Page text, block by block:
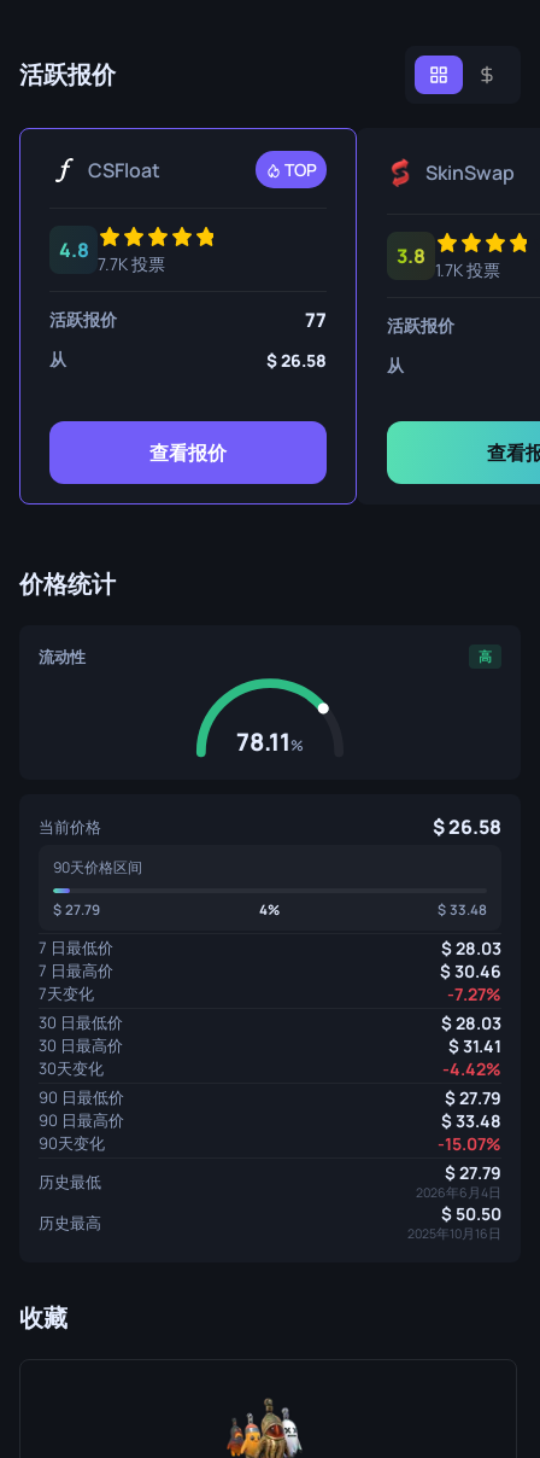
活跃报价
CSFloat TOP
4.8
7.7K 投票
活跃报价 77
从 26.58
查看报价
SkinSwap
3.8
1.7K 投票
活跃报价
从
查看
价格统计
流动性 高
78.11%
当前价格 26.58
90天价格区间
27.79 4% 33.48
7 日最低价 28.03
7 日最高价 30.46
7天变化 -7.27%
30 日最低价 28.03
30 日最高价 31.41
30天变化 -4.42%
90 日最低价 27.79
90 日最高价 33.48
90天变化 -15.07%
历史最低 27.79
2026年6月4日
历史最高 50.50
2025年10月16日
收藏